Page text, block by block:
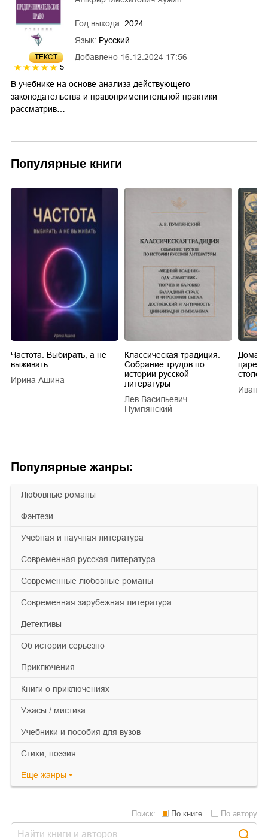
Популярные жанры:
любовные романы
фэнтези
учебная и научная литература
современная русская литература
современные любовные романы
современная зарубежная литература
детективы
об истории серьезно
приключения
книги о приключениях
ужасы / мистика
учебники и пособия для вузов
cтихи, поэзия
Еще жанры
ТЕКСТ
5
Добавлено 16.12.2024 17:56
Год выхода: 2024
Язык: Русский
В учебнике на основе анализа действующего
законодательства и правоприменительной практики
рассматрив…
Популярные книги
Частота. Выбирать, а не
выживать.
Ирина Ашина
Классическая традиция.
Собрание трудов по
истории русской
литературы
Лев Васильевич
Пумпянский
царей
Иван
Поиск: По книге По автору